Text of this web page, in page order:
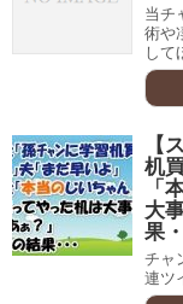
当チ
術や
して
【
机
「
大
果
チャ
連ツ